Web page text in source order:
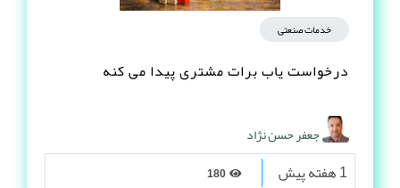
خدمات صنعتی
درخواست یاب برات مشتری پیدا می کنه
جعفر حسن نژاد
1 هفته پیش